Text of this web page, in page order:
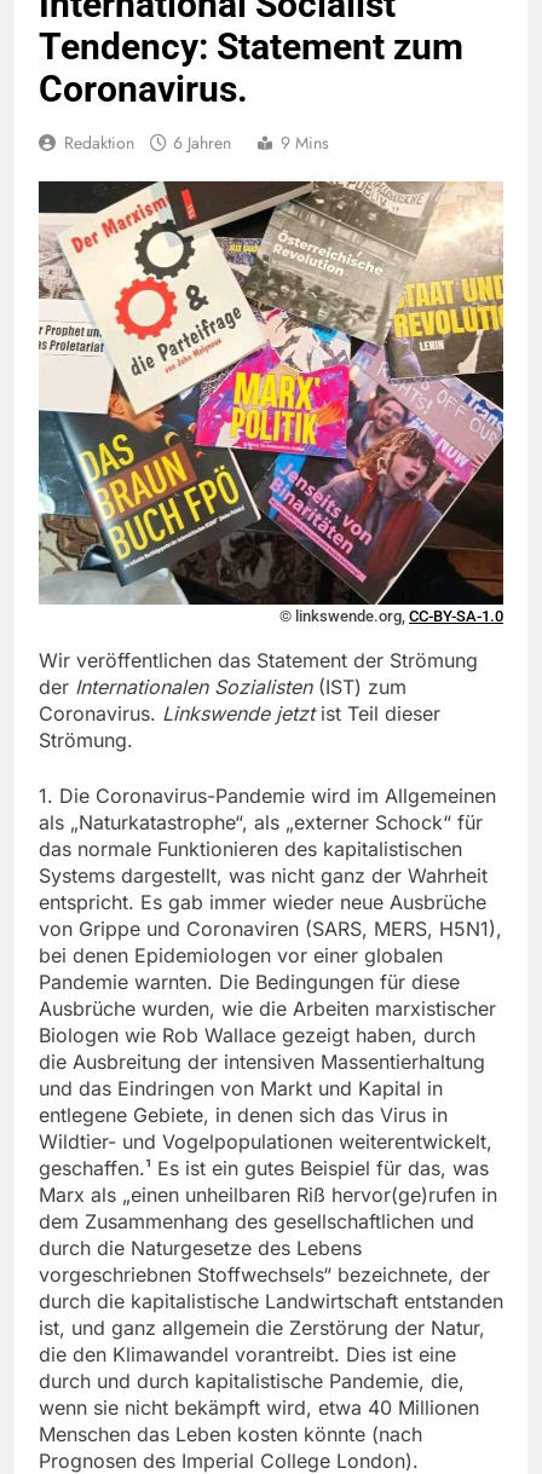
Tendency: Statement zum
Coronavirus.
Redaktion 6 Jahren 9 Mins
© linkswende.org, CC-BY-SA-1.0
Wir veröffentlichen das Statement der Strömung
der Internationalen Sozialisten(IST) zum
Coronavirus. Linkswende jetztist Teil dieser
Strömung.
1. Die Coronavirus-Pandemie wird im Allgemeinen
als „Naturkatastrophe“, als „externer Schock“ für
das normale Funktionieren des kapitalistischen
Systems dargestellt, was nicht ganz der Wahrheit
entspricht. Es gab immer wieder neue Ausbrüche
von Grippe und Coronaviren (SARS, MERS, H5N1),
bei denen Epidemiologen vor einer globalen
Pandemie warnten. Die Bedingungen für diese
Ausbrüche wurden, wie die Arbeiten marxistischer
Biologen wie Rob Wallace gezeigt haben, durch
die Ausbreitung der intensiven Massentierhaltung
und das Eindringen von Markt und Kapital in
entlegene Gebiete, in denen sich das Virus in
Wildtier- und Vogelpopulationen weiterentwickelt,
geschaffen.¹ Es ist ein gutes Beispiel für das, was
Marx als „einen unheilbaren Riß hervor(ge)rufen in
dem Zusammenhang des gesellschaftlichen und
durch die Naturgesetze des Lebens
vorgeschriebnen Stoffwechsels“ bezeichnete, der
durch die kapitalistische Landwirtschaft entstanden
ist, und ganz allgemein die Zerstörung der Natur,
die den Klimawandel vorantreibt. Dies ist eine
durch und durch kapitalistische Pandemie, die,
wenn sie nicht bekämpft wird, etwa 40 Millionen
Menschen das Leben kosten könnte (nach
Prognosen des Imperial College London).